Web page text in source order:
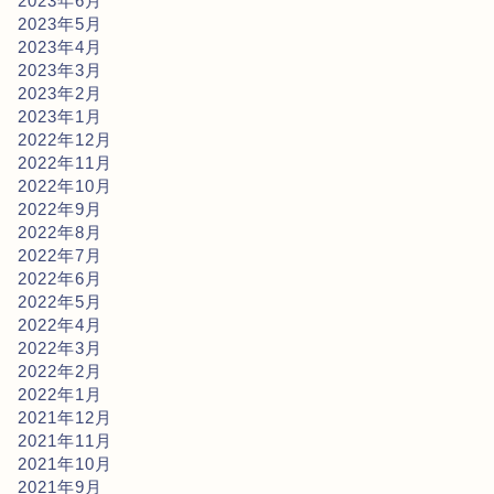
2023年5月
2023年4月
2023年3月
2023年2月
2023年1月
2022年12月
2022年11月
2022年10月
2022年9月
2022年8月
2022年7月
2022年6月
2022年5月
2022年4月
2022年3月
2022年2月
2022年1月
2021年12月
2021年11月
2021年10月
2021年9月